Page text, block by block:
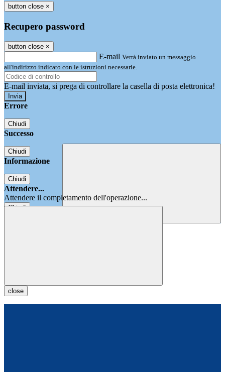
button close ×
Recupero password
button close ×
E-mail Verrà inviato un messaggio
all'indirizzo indicato con le istruzioni necessarie.
E-mail inviata, si prega di controllare la casella di posta elettronica!
Errore
Chiudi
Successo
Chiudi
Informazione
Chiudi
Attendere...
Attendere il completamento dell'operazione...
Chiudi
close